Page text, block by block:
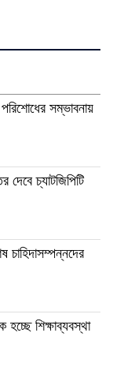
সম্ভাবনায়
চ্যাটজিপিটি
চাহিদাসম্পন্নদের
শিক্ষাব্যবস্থা